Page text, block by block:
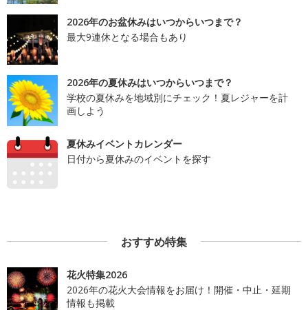
2026年のお盆休みはいつからいつまで？
最大9連休となる場合もあり
2026年の夏休みはいつからいつまで？
学校の夏休みを地域別にチェック！夏レジャーを計
画しよう
夏休みイベントカレンダー
日付から夏休みのイベントを探す
おすすめ特集
花火特集2026
2026年の花火大会情報をお届け！開催・中止・延期
情報も掲載